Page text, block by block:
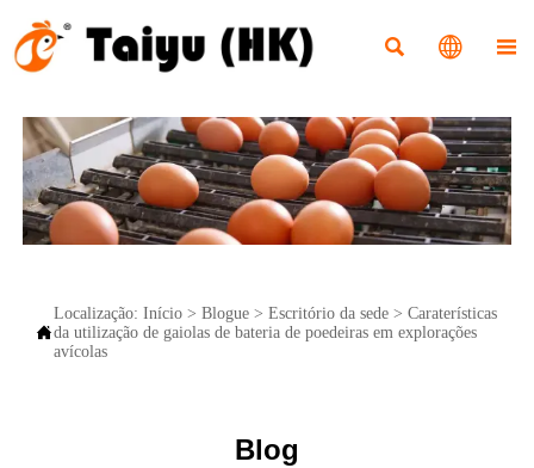
  

Localização: Início> Blogue> Escritório da sede> Caraterísticas
da utilização de gaiolas de bateria de poedeiras em explorações
avícolas
Blog